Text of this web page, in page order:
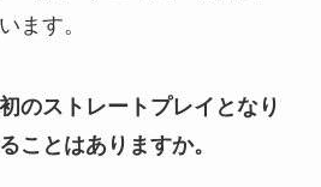
ます。
ストレートプレイとなり
ことはありますか。